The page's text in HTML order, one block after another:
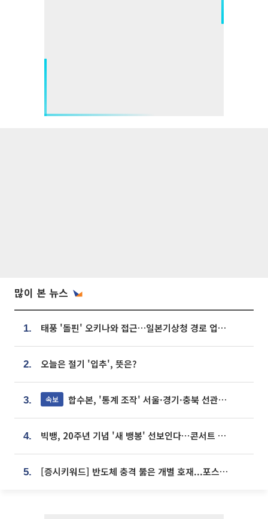
많이 본 뉴스
1. 태풍 '돌핀' 오키나와 접근…일본기상청 경로 업데이트
2. 오늘은 절기 '입추', 뜻은?
3. 속보 합수본, '통계 조작' 서울·경기·충북 선관위 등 추가 압수수색
4. 빅뱅, 20주년 기념 '새 뱅봉' 선보인다⋯콘서트 앞두고 팝업 개최
5. [증시키워드] 반도체 충격 뚫은 개별 호재...포스코퓨처엠·에코프로·한화솔루션 '눈길'